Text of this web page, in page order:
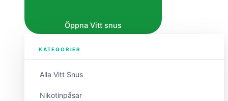
Öppna Vitt snus
KATEGORIER
Alla Vitt Snus
Nikotinpåsar